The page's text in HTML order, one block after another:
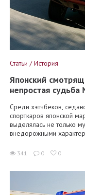
Статьи / История
Японский
непростая судьба
Среди хэтчбеков,
спорткаров японской
выделялась не только
внедорожными
341 0 0